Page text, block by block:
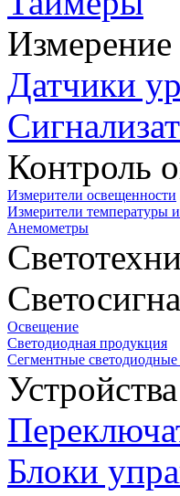
Измерение
Датчики
Контроль
Измерители освещенности
Измерители температуры
Анемометры
Освещение
Светодиодная продукция
Сегментные
Блоки